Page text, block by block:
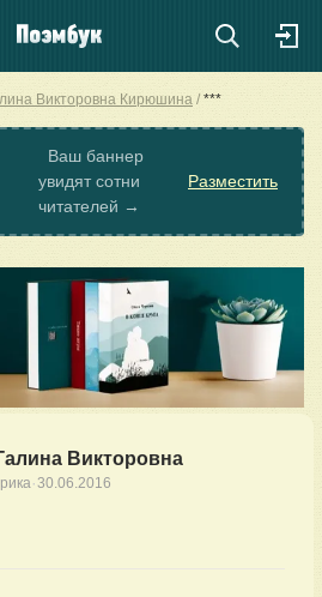
Викторовна Кирюшина ***
Ваш баннер
увидят сотни
читателей →
Разместить
Викторовна
·30.06.2016